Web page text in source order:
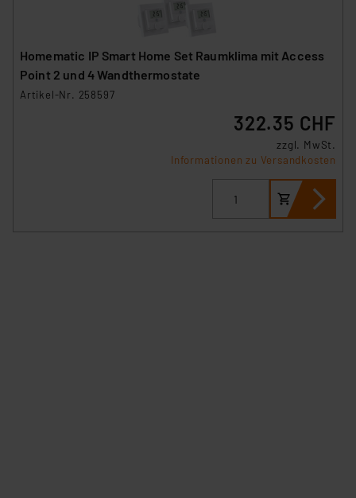
Homematic IP Smart Home Set Raumklima mit Access
Point 2 und 4 Wandthermostate
Artikel-Nr. 258597
322.35 CHF
zzgl. MwSt.
Informationen zu Versandkosten